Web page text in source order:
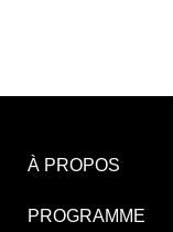
À PROPOS
PROGRAMME